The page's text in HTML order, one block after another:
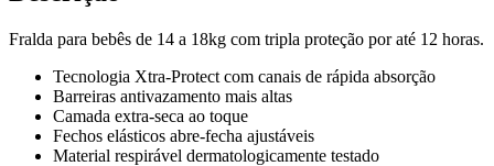
Fralda para bebês de 14 a 18kg com tripla proteção por até 12 horas.
Tecnologia Xtra-Protect com canais de rápida absorção
Barreiras antivazamento mais altas
Camada extra-seca ao toque
Fechos elásticos abre-fecha ajustáveis
Material respirável dermatologicamente testado